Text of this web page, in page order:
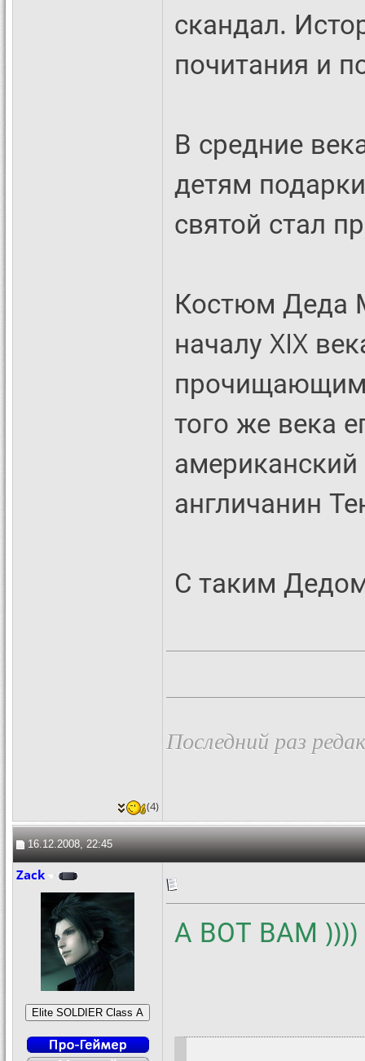
скандал.
почитания и
В средние
детям
святой стал
Костюм Деда
началу XIX
прочищающим
того же века
англичанин
С таким
Последний раз
(4)
16.12.2008, 22:45
Zack
А ВОТ ВАМ ))))